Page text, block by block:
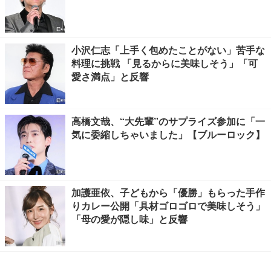
小沢仁志「上手く包めたことがない」苦手な
料理に挑戦 「見るからに美味しそう」「可
愛さ満点」と反響
高橋文哉、“大先輩”のサプライズ参加に「一
気に委縮しちゃいました」【ブルーロック】
加護亜依、子どもから「優勝」もらった手作
りカレー公開「具材ゴロゴロで美味しそう」
「母の愛が隠し味」と反響